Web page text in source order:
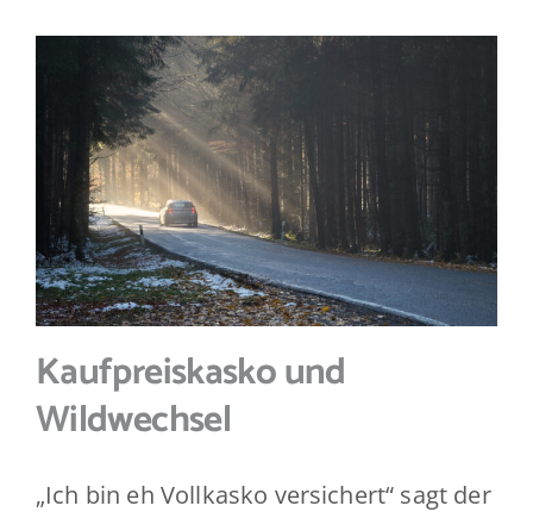
Kaufpreiskasko und
Wildwechsel
„Ich bin eh Vollkasko versichert“ sagt der